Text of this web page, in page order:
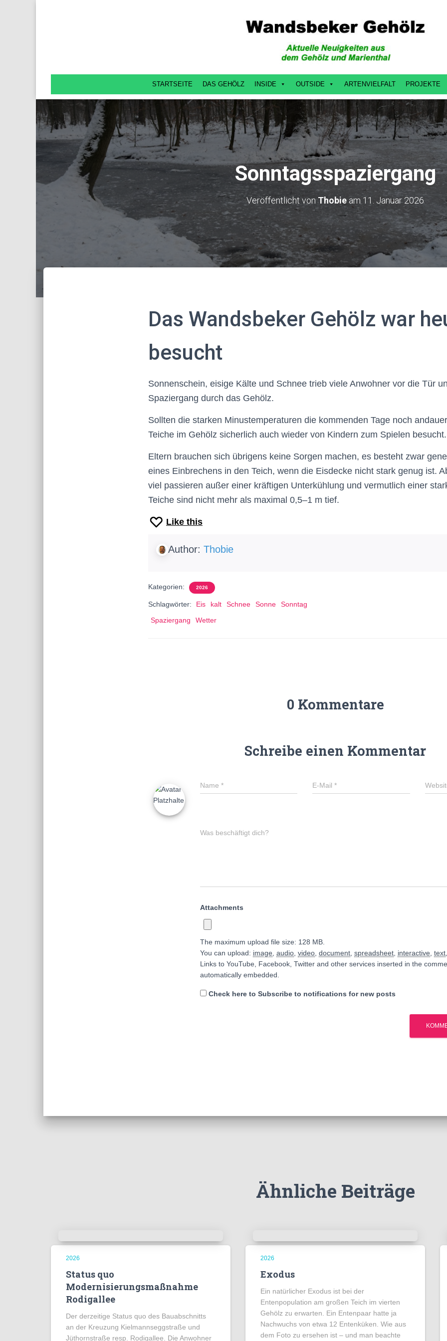
STARTSEITE DAS GEHÖLZ INSIDE OUTSIDE ARTENVIELFALT PROJEKTE
Sonntagsspaziergang
Veröffentlicht von Thobieam11. Januar 2026
Das Wandsbeker Gehölz war
besucht
Sonnenschein, eisige Kälte und Schnee trieb viele Anwohner vor die Tür
Spaziergang durch das Gehölz.
Sollten die starken Minustemperaturen die kommenden Tage noch
Teiche im Gehölz sicherlich auch wieder von Kindern zum Spielen besucht.
Eltern brauchen sich übrigens keine Sorgen machen, es besteht zwar
eines Einbrechens in den Teich, wenn die Eisdecke nicht stark genug ist.
viel passieren außer einer kräftigen Unterkühlung und vermutlich einer
Teiche sind nicht mehr als maximal 0,5–1 m tief.
Like this
Author: Thobie
Kategorien: 2026
Schlagwörter: Eis kalt Schnee Sonne
Sonntag
Spaziergang
Wetter
0 Kommentare
Schreibe einen Kommentar
Name * E-Mail*
Was beschäftigt dich?
Attachments
The maximum upload file size: 128 MB.
You can upload: image audio video document spreadsheet interactive text
Links to YouTube, Facebook, Twitter and other services inserted in the
automatically embedded.
Check here to Subscribe to notifications for new posts
Ähnliche Beiträge
2026
Status quo
Modernisierungsmaßnahme
Rodigallee
Der derzeitige Status quo des Bauabschnitts
an der Kreuzung Kielmannseggstraße und
Jüthornstraße resp. Rodigallee. Die Anwohner
2026
Exodus
Ein natürlicher Exodus ist bei der
Entenpopulation am großen Teich im vierten
Gehölz zu erwarten. Ein Entenpaar hatte ja
Nachwuchs von etwa 12 Entenküken. Wie aus
dem Foto zu ersehen ist – und man beachte